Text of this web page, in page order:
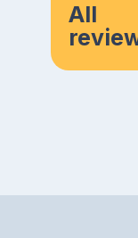
All